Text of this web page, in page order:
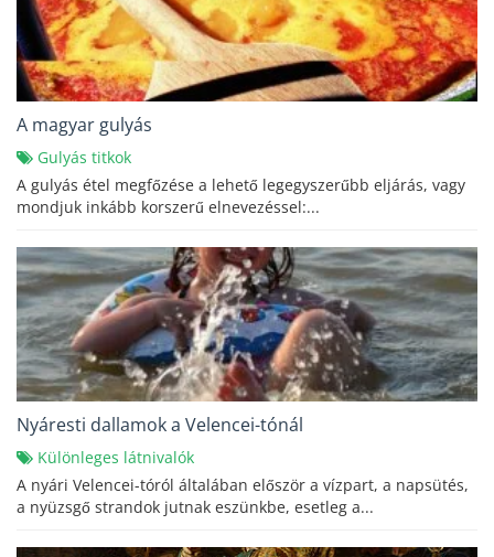
A magyar gulyás
Gulyás titkok
A gulyás étel megfőzése a lehető legegyszerűbb eljárás, vagy
mondjuk inkább korszerű elnevezéssel:...
Nyáresti dallamok a Velencei-tónál
Különleges látnivalók
A nyári Velencei-tóról általában először a vízpart, a napsütés,
a nyüzsgő strandok jutnak eszünkbe, esetleg a...